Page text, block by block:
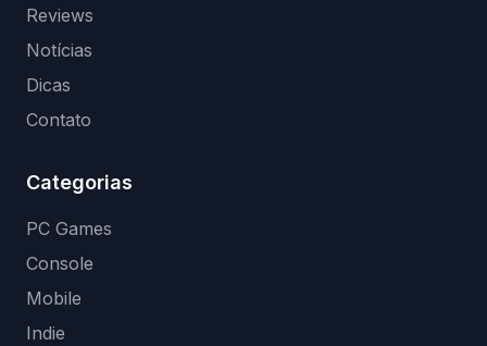
Reviews
Notícias
Dicas
Contato
Categorias
PC Games
Console
Mobile
Indie